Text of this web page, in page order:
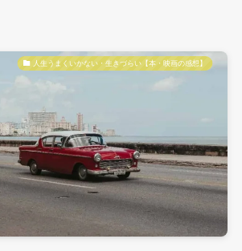
人生うまくいかない・生きづらい【本・映画の感想】